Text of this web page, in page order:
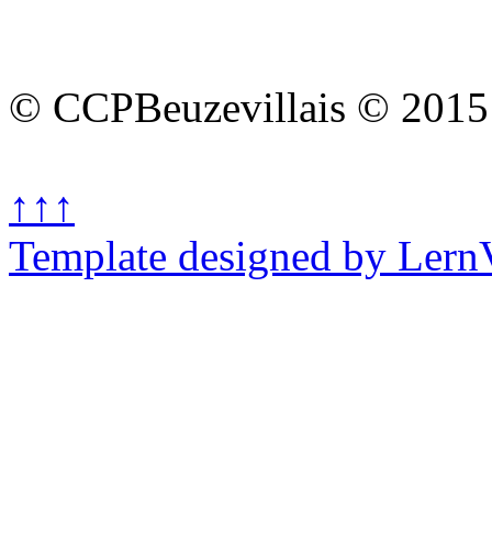
© CCPBeuzevillais © 2015
↑↑↑
Template designed by